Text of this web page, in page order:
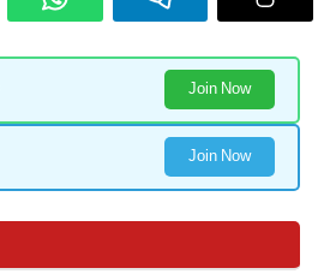
Join Now
Join Now